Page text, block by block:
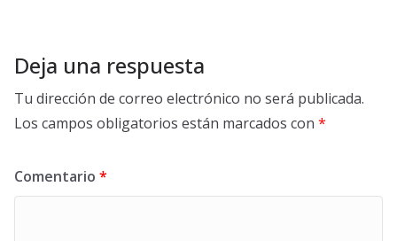
Deja una respuesta
Tu dirección de correo electrónico no será publicada.
Los campos obligatorios están marcados con *
Comentario *